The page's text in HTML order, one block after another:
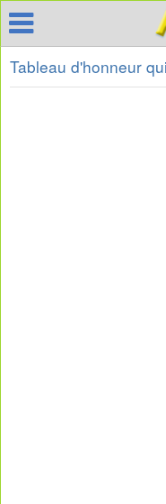
Tableau d'honneur